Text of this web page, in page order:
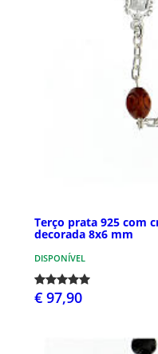
Terço prata 925 com
decorada 8x6 mm
DISPONÍVEL
€ 97,90